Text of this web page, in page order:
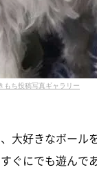
もち投稿写真ギャラリー
大好きなボー
ぐにでも遊んで